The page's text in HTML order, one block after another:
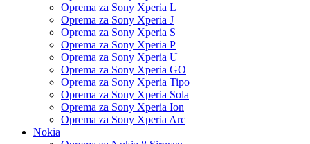
Oprema za Sony Xperia L
Oprema za Sony Xperia J
Oprema za Sony Xperia S
Oprema za Sony Xperia P
Oprema za Sony Xperia U
Oprema za Sony Xperia GO
Oprema za Sony Xperia Tipo
Oprema za Sony Xperia Sola
Oprema za Sony Xperia Ion
Oprema za Sony Xperia Arc
Nokia